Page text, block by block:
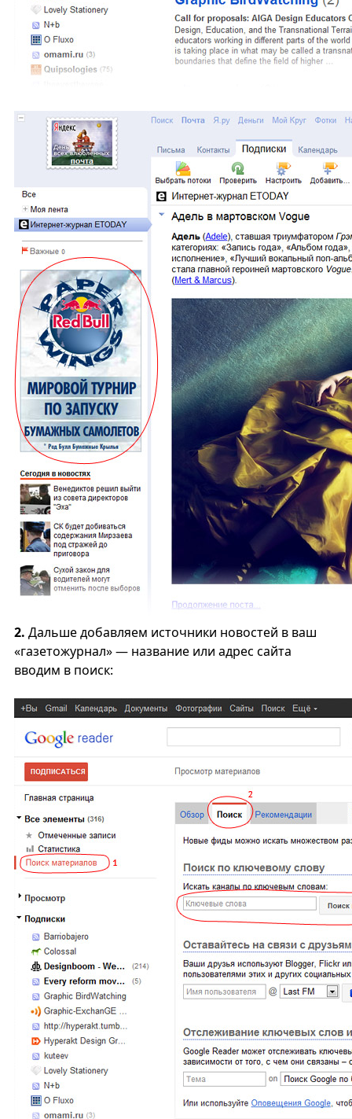
2. Дальше добавляем источники новостей в ваш
«газетожурнал» — название или адрес сайта
вводим в поиск: